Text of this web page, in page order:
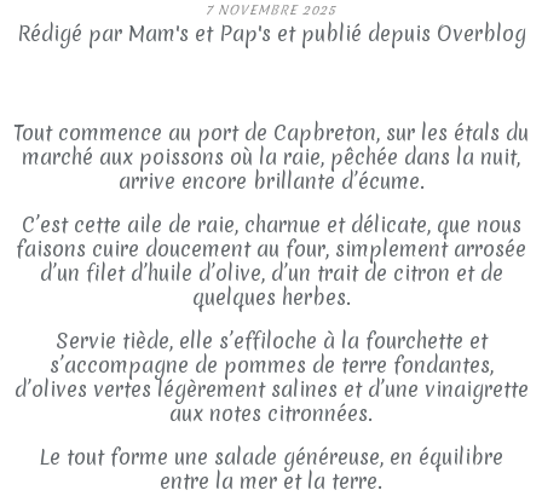
7 NOVEMBRE 2025
Rédigé par Mam's et Pap's et publié depuis Overblog
Tout commence au port de Capbreton, sur les étals du
marché aux poissons où la raie, pêchée dans la nuit,
arrive encore brillante d’écume.
C’est cette aile de raie, charnue et délicate, que nous
faisons cuire doucement au four, simplement arrosée
d’un filet d’huile d’olive, d’un trait de citron et de
quelques herbes.
Servie tiède, elle s’effiloche à la fourchette et
s’accompagne de pommes de terre fondantes,
d’olives vertes légèrement salines et d’une vinaigrette
aux notes citronnées.
Le tout forme une salade généreuse, en équilibre
entre la mer et la terre.